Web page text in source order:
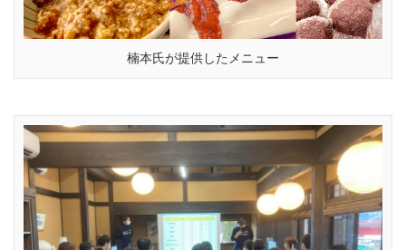
楠本氏が提供したメニュー